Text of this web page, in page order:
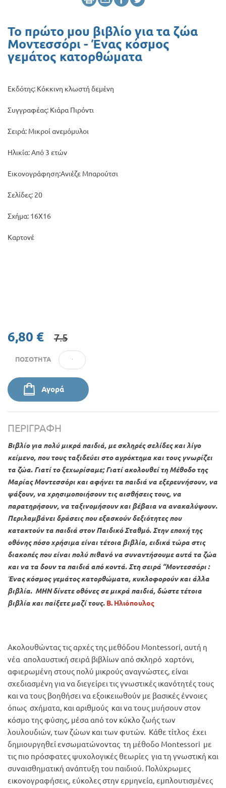
Το πρώτο μου βιβλίο για τα ζώα
Μοντεσσόρι - Ένας κόσμος
γεμάτος κατορθώματα
Εκδότης: Κόκκινη κλωστή δεμένη
Συγγραφέας: Κιάρα Πιρόντι
Σειρά: Μικροί ανεμόμυλοι
Ηλικία: Από 3 ετών
Εικονογράφηση:Ανιέζε Μπαρούτσι
Σελίδες: 20
Σχήμα: 16Χ16
Καρτονέ
6,80 € 7.5
ΠΟΣΌΤΗΤΑ
Αγορά
ΠΕΡΙΓΡΑΦΉ
Βιβλίο για πολύ μικρά παιδιά, με σκληρές σελίδες και λίγο
κείμενο, που τους ταξιδεύει στο αγρόκτημα και τους γνωρίζει
τα ζώα. Γιατί το ξεχωρίσαμε; Γιατί ακολουθεί τη Μέθοδο της
Μαρίας Μοντεσσόρι και αφήνει τα παιδιά να εξερευνήσουν, να
ψάξουν, να χρησιμοποιήσουν τις αισθήσεις τους, να
παρατηρήσουν, να ταξινομήσουν και βέβαια να ανακαλύψουν.
Περιλαμβάνει δράσεις που εξασκούν δεξιότητες που
κατακτούν τα παιδιά στον Παιδικό Σταθμό. Στην εποχή της
οθόνης πόσο χρήσιμα είναι τέτοια βιβλία, ειδικά τώρα στις
διακοπές που είναι πολύ πιθανό να συναντήσουμε αυτά τα ζώα
και να τα δουν τα παιδιά από κοντά. Στη σειρά “Μοντεσσόρι :
Ένας κόσμος γεμάτος κατορθώματα, κυκλοφορούν και άλλα
βιβλία. ΜΗΝ δίνετε οθόνες σε μικρά παιδιά, δώστε τέτοια
βιβλία και παίξετε μαζί τους. Β. Ηλιόπουλος
Ακολουθώντας τις αρχές της μεθόδου Montessori, αυτή η
νέα απολαυστική σειρά βιβλίων από σκληρό χαρτόνι,
αφιερωμένη στους πολύ μικρούς αναγνώστες, είναι
σχεδιασμένη για να διεγείρει τις γνωστικές ικανότητές τους
και να τους βοηθήσει να εξοικειωθούν με βασικές έννοιες
όπως σχήματα, και αριθμούς και να τους μυήσουν στον
κόσμο της φύσης, μέσα από τον κύκλο ζωής των
λουλουδιών, των ζώων και των φυτών. Κάθε τίτλος έχει
δημιουργηθεί ενσωματώνοντας τη μέθοδο Montessori με
τις πιο πρόσφατες ψυχολογικές θεωρίες για τη γνωστική και
συναισθηματική ανάπτυξη του παιδιού. Πολύχρωμες
εικονογραφήσεις, εύκολες στην ερμηνεία, εμπλουτισμένες